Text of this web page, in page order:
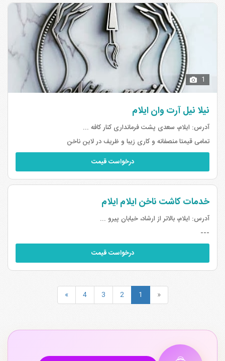
1
نیلا نیل آرت وان ایلام
آدرس: ایلام، سعدی پشت فرمانداری کنار کافه ...
تمامی قیمتا منصفانه و کاری زیبا و ظریف در لاین ناخن
درخواست قیمت
خدمات کاشت ناخن ایلام ایلام
آدرس: ایلام، بالاتر از ارشاد، خیابان پیرو ...
---
درخواست قیمت
«
1
2
3
4
»